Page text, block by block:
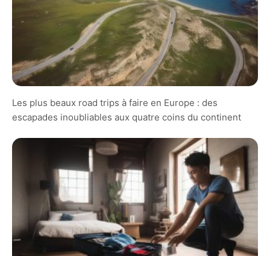
Les plus beaux road trips à faire en Europe : des
escapades inoubliables aux quatre coins du continent